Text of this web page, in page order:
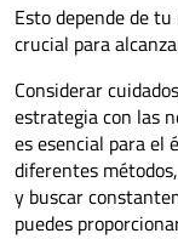
Esto depende de
crucial para
Considerar
estrategia con las
es esencial para el
diferentes
y buscar
puedes